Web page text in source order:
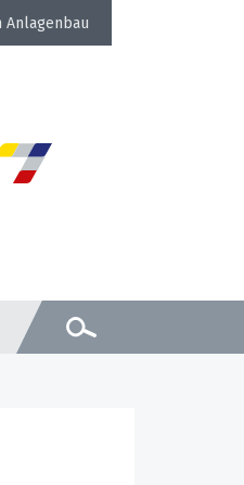
Anlagenbau